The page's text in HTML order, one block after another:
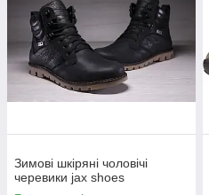
Зимові шкіряні чоловічі
черевики jax shoes